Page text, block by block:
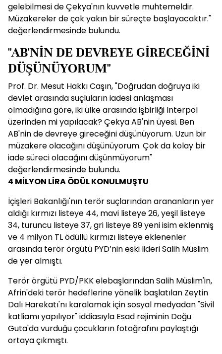
gelebilmesi de Çekya'nın kuvvetle muhtemeldir.
Müzakereler de çok yakın bir süreçte başlayacaktır."
değerlendirmesinde bulundu.
"AB'NİN DE DEVREYE GİRECEĞİNİ
DÜŞÜNÜYORUM"
Prof. Dr. Mesut Hakkı Caşın, "Doğrudan doğruya iki
devlet arasında suçluların iadesi anlaşması
olmadığına göre, iki ülke arasında işbirliği Interpol
üzerinden mi yapılacak? Çekya AB'nin üyesi. Ben
AB'nin de devreye gireceğini düşünüyorum. Uzun bir
müzakere olacağını düşünüyorum. Çok da kolay bir
iade süreci olacağını düşünmüyorum"
değerlendirmesinde bulundu.
4 MİLYON LİRA ÖDÜL KONULMUŞTU
İçişleri Bakanlığı'nın terör suçlarından arananların yer
aldığı kırmızı listeye 44, mavi listeye 26, yeşil listeye
34, turuncu listeye 37, gri listeye 89 yeni isim eklenmiş
ve 4 milyon TL ödüllü kırmızı listeye eklenenler
arasında terör örgütü PYD’nin eski lideri Salih Müslim
de yer almıştı.
Terör örgütü PYD/PKK elebaşlarından Salih Müslim'in,
Afrin'deki terör hedeflerine yönelik başlatılan Zeytin
Dalı Harekatı'nı karalamak için sosyal medyadan "Sivil
katliamı yapılıyor" iddiasıyla Esad rejiminin Doğu
Guta'da vurduğu çocukların fotoğrafını paylaştığı
ortaya çıkmıştı.